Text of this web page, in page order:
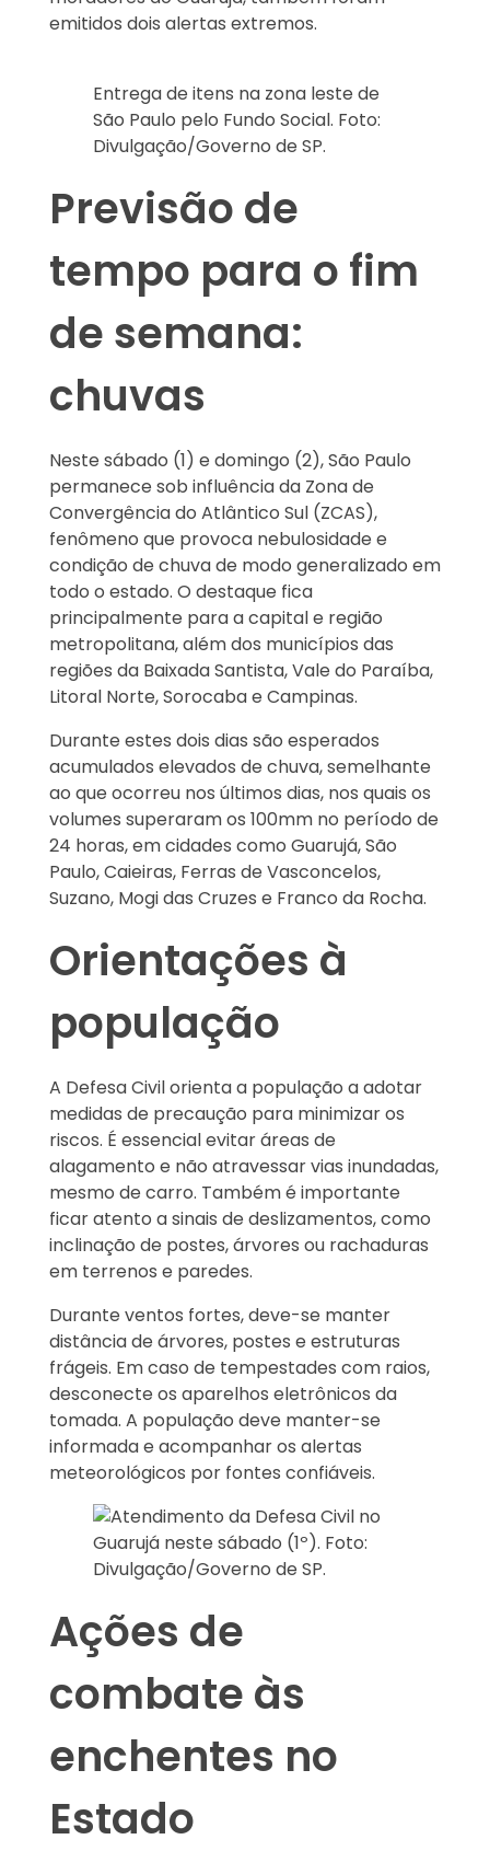
emitidos dois alertas extremos.
Entrega de itens na zona leste de
São Paulo pelo Fundo Social. Foto:
Divulgação/Governo de SP.
Previsão de
tempo para o fim
de semana:
chuvas
Neste sábado (1) e domingo (2), São Paulo
permanece sob influência da Zona de
Convergência do Atlântico Sul (ZCAS),
fenômeno que provoca nebulosidade e
condição de chuva de modo generalizado em
todo o estado. O destaque fica
principalmente para a capital e região
metropolitana, além dos municípios das
regiões da Baixada Santista, Vale do Paraíba,
Litoral Norte, Sorocaba e Campinas.
Durante estes dois dias são esperados
acumulados elevados de chuva, semelhante
ao que ocorreu nos últimos dias, nos quais os
volumes superaram os 100mm no período de
24 horas, em cidades como Guarujá, São
Paulo, Caieiras, Ferras de Vasconcelos,
Suzano, Mogi das Cruzes e Franco da Rocha.
Orientações à
população
A Defesa Civil orienta a população a adotar
medidas de precaução para minimizar os
riscos. É essencial evitar áreas de
alagamento e não atravessar vias inundadas,
mesmo de carro. Também é importante
ficar atento a sinais de deslizamentos, como
inclinação de postes, árvores ou rachaduras
em terrenos e paredes.
Durante ventos fortes, deve-se manter
distância de árvores, postes e estruturas
frágeis. Em caso de tempestades com raios,
desconecte os aparelhos eletrônicos da
tomada. A população deve manter-se
informada e acompanhar os alertas
meteorológicos por fontes confiáveis.
Ações de
combate às
enchentes no
Estado